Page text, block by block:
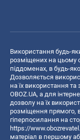
Використання будь-
розміщених на цьому
піддоменах, в будь-
Дозволяється
на їх використання
OBOZ.UA, а для
дозволу на їх
розміщення прямого,
гіперпосилання на
https://
матеріал в першому